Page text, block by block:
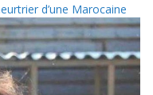
d’une Marocaine